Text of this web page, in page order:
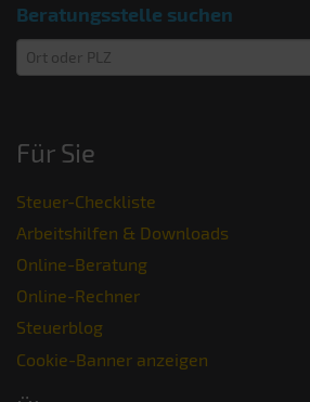
Beratungsstelle suchen
Für Sie
Steuer-Checkliste
Arbeitshilfen & Downloads
Online-Beratung
Online-Rechner
Steuerblog
Cookie-Banner anzeigen